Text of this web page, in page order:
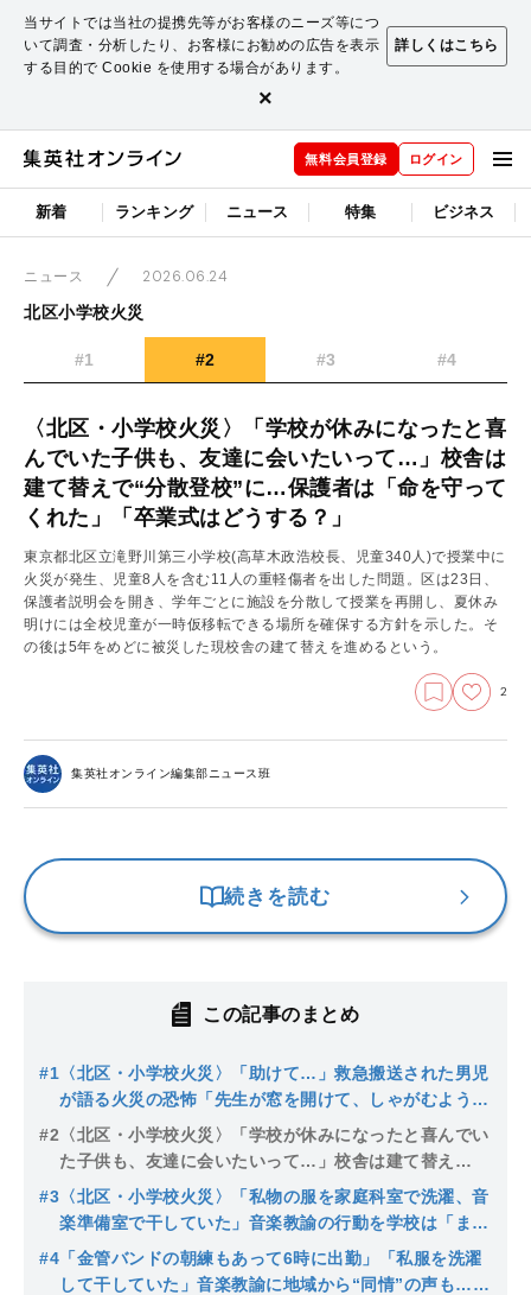
当サイトでは当社の提携先等がお客様のニーズ等につ
いて調査・分析したり、お客様にお勧めの広告を表示
する目的で Cookie を使用する場合があります。
詳しくはこちら
×
無料会員登録 ログイン
新着 ランキング ニュース 特集 ビジネス
ニュース
2026.06.24
北区小学校火災
#1 #2 #3 #4
〈北区・小学校火災〉「学校が休みになったと喜
んでいた子供も、友達に会いたいって…」校舎は
建て替えで“分散登校”に…保護者は「命を守って
くれた」「卒業式はどうする？」
東京都北区立滝野川第三小学校(高草木政浩校長、児童340人)で授業中に
火災が発生、児童8人を含む11人の重軽傷者を出した問題。区は23日、
保護者説明会を開き、学年ごとに施設を分散して授業を再開し、夏休み
明けには全校児童が一時仮移転できる場所を確保する方針を示した。そ
の後は5年をめどに被災した現校舎の建て替えを進めるという。
2
集英社オンライン編集部ニュース班
続きを読む
この記事のまとめ
#1 〈北区・小学校火災〉「助けて…」救急搬送された男児
が語る火災の恐怖「先生が窓を開けて、しゃがむように
って…」防災頭巾をかぶり校庭では泣き声も「訓練して
たから避難はできた」
#2 〈北区・小学校火災〉「学校が休みになったと喜んでい
た子供も、友達に会いたいって…」校舎は建て替え
で“分散登校”に…保護者は「命を守ってくれた」「卒業
式はどうする？」
#3 〈北区・小学校火災〉「私物の服を家庭科室で洗濯、音
楽準備室で干していた」音楽教諭の行動を学校は「まっ
たく気付かなかった」なぜ私物を学校で？「細かいこと
は聞けてません」
#4 「金管バンドの朝練もあって6時に出勤」「私服を洗濯
して干していた」音楽教諭に地域から“同情”の声も…